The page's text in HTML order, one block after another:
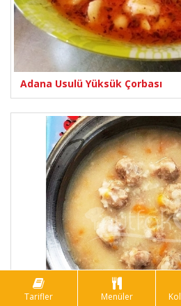
Adana Usulü Yüksük Çorbası
Tarifler Menüler